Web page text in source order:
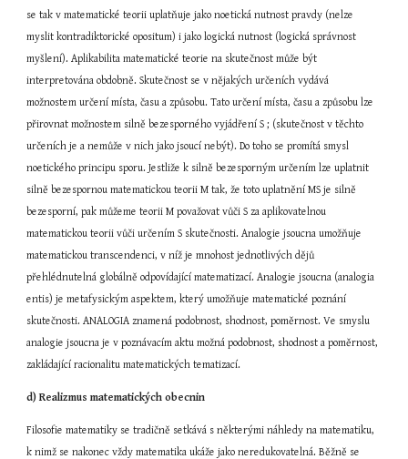
se tak v matematické teorii uplatňuje jako noetická nutnost pravdy (nelze
myslit kontradiktorické opositum) i jako logická nutnost (logická správnost
myšlení). Aplikabilita matematické teorie na skutečnost může být
interpretována obdobně. Skutečnost se v nějakých určeních vydává
možnostem určení místa, času a způsobu. Tato určení místa, času a způsobu lze
přirovnat možnostem silně bezesporného vyjádření S ; (skutečnost v těchto
určeních je a nemůže v nich jako jsoucí nebýt). Do toho se promítá smysl
noetického principu sporu. Jestliže k silně bezesporným určením lze uplatnit
silně bezespornou matematickou teorii M tak, že toto uplatnění MS je silně
bezesporní, pak můžeme teorii M považovat vůči S za aplikovatelnou
matematickou teorii vůči určením S skutečnosti. Analogie jsoucna umožňuje
matematickou transcendenci, v níž je mnohost jednotlivých dějů
přehlédnutelná globálně odpovídající matematizací. Analogie jsoucna (analogia
entis) je metafysickým aspektem, který umožňuje matematické poznání
skutečnosti. ANALOGIA znamená podobnost, shodnost, poměrnost. Ve smyslu
analogie jsoucna je v poznávacím aktu možná podobnost, shodnost a poměrnost,
zakládající racionalitu matematických tematizací.
d) Realizmus matematických obecnin
Filosofie matematiky se tradičně setkává s některými náhledy na matematiku,
k nimž se nakonec vždy matematika ukáže jako neredukovatelná. Běžně se